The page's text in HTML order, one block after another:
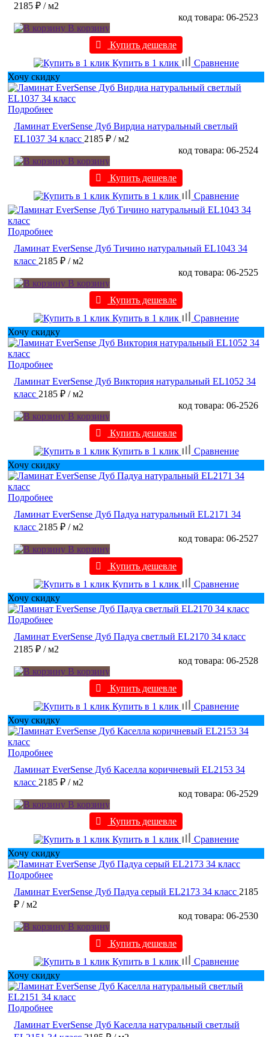
2185 ₽ / м2
код товара: 06-2523
В корзину
Купить дешевле
Купить в 1 клик
Сравнение
Хочу скидку
Подробнее
Ламинат EverSense Дуб Вирдиа натуральный светлый
EL1037 34 класс 2185 ₽ / м2
код товара: 06-2524
В корзину
Купить дешевле
Купить в 1 клик
Сравнение
Подробнее
Ламинат EverSense Дуб Тичино натуральный EL1043 34
класс 2185 ₽ / м2
код товара: 06-2525
В корзину
Купить дешевле
Купить в 1 клик
Сравнение
Хочу скидку
Подробнее
Ламинат EverSense Дуб Виктория натуральный EL1052 34
класс 2185 ₽ / м2
код товара: 06-2526
В корзину
Купить дешевле
Купить в 1 клик
Сравнение
Хочу скидку
Подробнее
Ламинат EverSense Дуб Падуа натуральный EL2171 34
класс 2185 ₽ / м2
код товара: 06-2527
В корзину
Купить дешевле
Купить в 1 клик
Сравнение
Хочу скидку
Подробнее
Ламинат EverSense Дуб Падуа светлый EL2170 34 класс
2185 ₽ / м2
код товара: 06-2528
В корзину
Купить дешевле
Купить в 1 клик
Сравнение
Хочу скидку
Подробнее
Ламинат EverSense Дуб Каселла коричневый EL2153 34
класс 2185 ₽ / м2
код товара: 06-2529
В корзину
Купить дешевле
Купить в 1 клик
Сравнение
Хочу скидку
Подробнее
Ламинат EverSense Дуб Падуа серый EL2173 34 класс 2185
₽ / м2
код товара: 06-2530
В корзину
Купить дешевле
Купить в 1 клик
Сравнение
Хочу скидку
Подробнее
Ламинат EverSense Дуб Каселла натуральный светлый